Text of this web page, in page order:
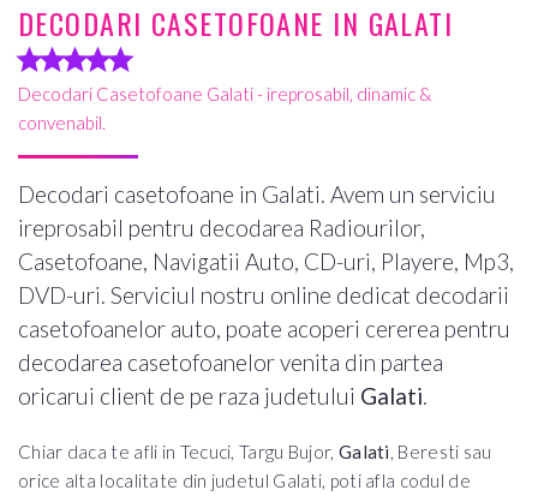
DECODARI CASETOFOANE IN GALATI
Decodari Casetofoane Galati - ireprosabil, dinamic &
convenabil.
Decodari casetofoane in Galati. Avem un serviciu
ireprosabil pentru decodarea Radiourilor,
Casetofoane, Navigatii Auto, CD-uri, Playere, Mp3,
DVD-uri. Serviciul nostru online dedicat decodarii
casetofoanelor auto, poate acoperi cererea pentru
decodarea casetofoanelor venita din partea
oricarui client de pe raza judetului Galati.
Chiar daca te afli in Tecuci, Targu Bujor, Galati, Beresti sau
orice alta localitate din judetul Galati, poti afla codul de